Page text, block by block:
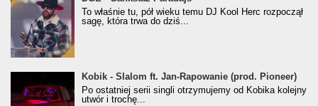
Klasyczny/Trueschoolowy Album Roku
(Popkillery 2023)To właśnie tu, pół wieku temu DJ Kool Herc rozpoczął
sagę, która trwa do dziś...
Kobik - Slalom ft. Jan-Rapowanie (prod. Pioneer)
[Official Music Visualiser]
Kobik - Slalom ft. Jan-Rapowanie (prod. Pioneer)
Po ostatniej serii singli otrzymujemy od Kobika kolejny
utwór i trochę...